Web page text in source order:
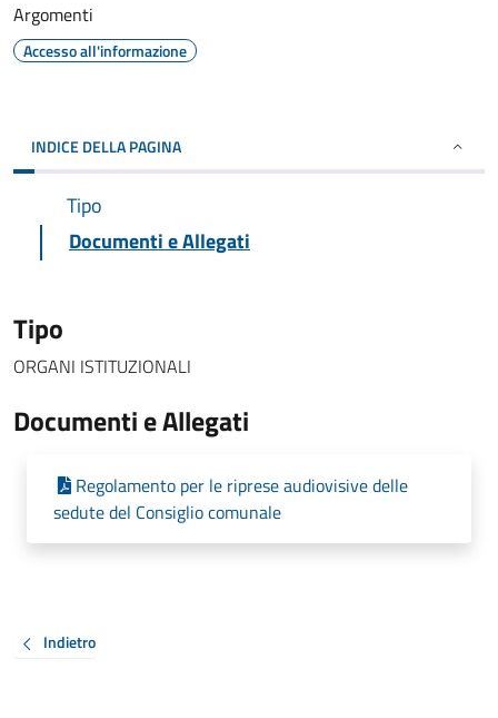
Argomenti
Accesso all'informazione
INDICE DELLA PAGINA
Tipo
Documenti e Allegati
Tipo
ORGANI ISTITUZIONALI
Documenti e Allegati
Regolamento per le riprese audiovisive delle
sedute del Consiglio comunale
Indietro